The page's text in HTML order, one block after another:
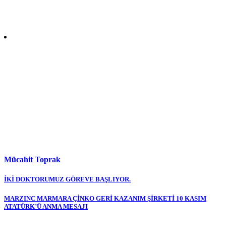
Mücahit Toprak
Yazı
gezinmesi
İKİ DOKTORUMUZ GÖREVE BAŞLIYOR.
MARZINC MARMARA ÇİNKO GERİ KAZANIM ŞİRKETİ 10 KASIM
ATATÜRK’Ü ANMA MESAJI